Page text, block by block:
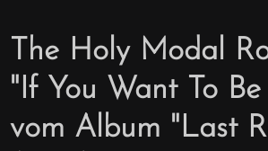
The Holy Modal
"If You Want To
vom Album "Last